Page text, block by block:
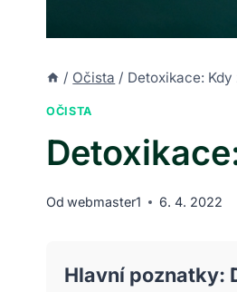
/ Očista / Detoxikace:
OČISTA
Od webmaster1 6. 4. 2022
Hlavní poznatky: